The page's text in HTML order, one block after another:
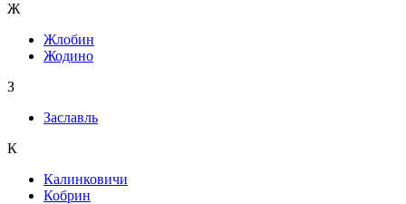
Ж
Жлобин
Жодино
З
Заславль
К
Калинковичи
Кобрин